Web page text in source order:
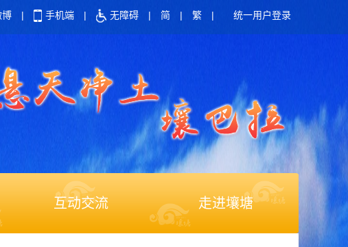
博 | 手机端 | 无障碍 | 简 | 繁 | 统一用户登录
互动交流 走进壤塘